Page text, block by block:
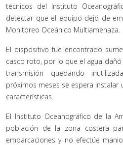
técnicos del Instituto
detectar que el equipo dejó de
Monitoreo Oceánico Multiamenaza.
El dispositivo fue encontrado
casco roto, por lo que el agua
transmisión quedando
próximos meses se espera instalar
características.
El Instituto Oceanográfico de la
población de la zona costera
embarcaciones y no efectúe